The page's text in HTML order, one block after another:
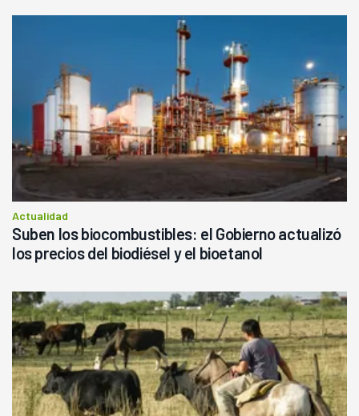
Actualidad
Suben los biocombustibles: el Gobierno actualizó
los precios del biodiésel y el bioetanol